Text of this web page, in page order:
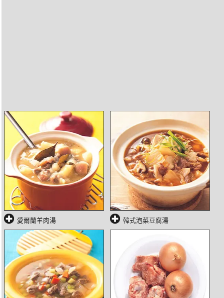
愛爾蘭羊肉湯 韓式泡菜豆腐湯